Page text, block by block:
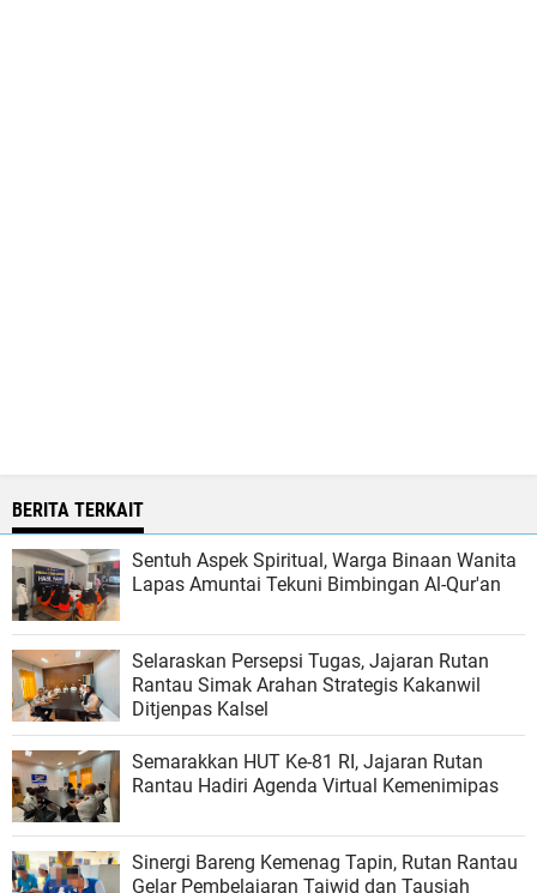
BERITA TERKAIT
Sentuh Aspek Spiritual, Warga Binaan Wanita
Lapas Amuntai Tekuni Bimbingan Al-Qur'an
Selaraskan Persepsi Tugas, Jajaran Rutan
Rantau Simak Arahan Strategis Kakanwil
Ditjenpas Kalsel
Semarakkan HUT Ke-81 RI, Jajaran Rutan
Rantau Hadiri Agenda Virtual Kemenimipas
Sinergi Bareng Kemenag Tapin, Rutan Rantau
Gelar Pembelajaran Tajwid dan Tausiah